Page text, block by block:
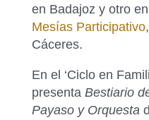
en Badajoz y otro
Mesías Participativo
Cáceres.
En el ‘Ciclo en
presenta Bestiario
Payaso y Orquesta